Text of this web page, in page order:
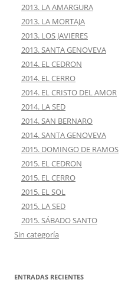
2013. LA AMARGURA
2013. LA MORTAJA
2013. LOS JAVIERES
2013. SANTA GENOVEVA
2014. EL CEDRON
2014. EL CERRO
2014. EL CRISTO DEL AMOR
2014. LA SED
2014. SAN BERNARO
2014. SANTA GENOVEVA
2015. DOMINGO DE RAMOS
2015. EL CEDRON
2015. EL CERRO
2015. EL SOL
2015. LA SED
2015. SÁBADO SANTO
Sin categoría
ENTRADAS RECIENTES